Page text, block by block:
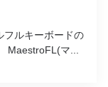
フルキーボードの
MaestroFL(マ...